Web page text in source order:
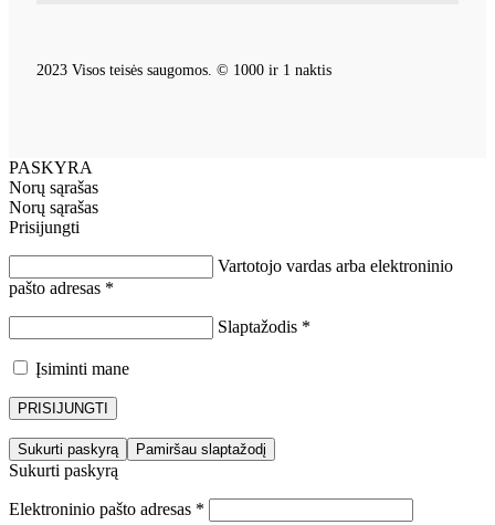
2023 Visos teisės saugomos. © 1000 ir 1 naktis
PASKYRA
Norų sąrašas
Norų sąrašas
Prisijungti
Vartotojo vardas arba elektroninio
pašto adresas *
Slaptažodis *
Įsiminti mane
PRISIJUNGTI
Sukurti paskyrą Pamiršau slaptažodį
Sukurti paskyrą
Elektroninio pašto adresas *